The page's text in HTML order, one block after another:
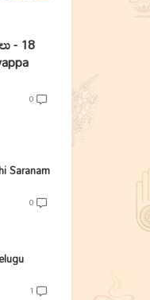
- 18
0
Saranam
0
1